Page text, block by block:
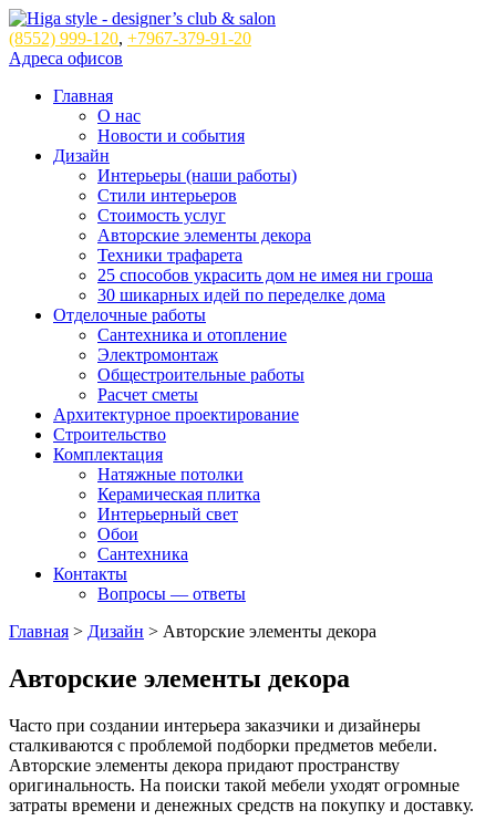
(8552) 999-120, +7967-379-91-20
Адреса офисов
Главная
О нас
Новости и события
Дизайн
Интерьеры (наши работы)
Стили интерьеров
Стоимость услуг
Авторские элементы декора
Техники трафарета
25 способов украсить дом не имея ни гроша
30 шикарных идей по переделке дома
Отделочные работы
Сантехника и отопление
Электромонтаж
Общестроительные работы
Расчет сметы
Архитектурное проектирование
Строительство
Комплектация
Натяжные потолки
Керамическая плитка
Интерьерный свет
Обои
Сантехника
Контакты
Вопросы — ответы
Главная > Дизайн > Авторские элементы декора
Авторские элементы декора
Часто при создании интерьера заказчики и дизайнеры
сталкиваются с проблемой подборки предметов мебели.
Авторские элементы декора придают пространству
оригинальность. На поиски такой мебели уходят огромные
затраты времени и денежных средств на покупку и доставку.